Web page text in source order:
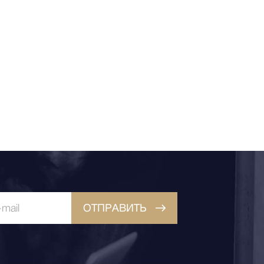
ОТПРАВИТЬ